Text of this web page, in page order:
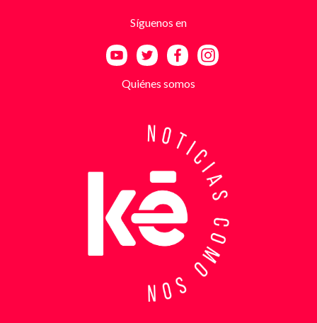
a las amenazas. Las exigencias económicas variaban
entre uno y cinco millones de pesos, dependiendo de
la supuesta “capacidad de pago” de cada víctima. A
antiextorsión que se extendió por varios sectores
investigadores revisaron más de 200 cámaras de
seguridad públicas y privadas, además de analizar
cerca de 300 horas de grabaciones, con el objetivo
de reconstruir los movimientos de los sospechosos
y establecer patrones de comportamiento. Ese
seguimiento permitió identificar no solo el punto y
la modalidad de entrega del dinero, sino también la
posible existencia de otras víctimas que habrían
sido contactadas bajo el mismo esquema de
intimidación. Con la información recopilada, se
coordinó el operativo que culminó con la captura en
flagrancia. El procedimiento se realizó en el
Síguenos en
Quiénes somos